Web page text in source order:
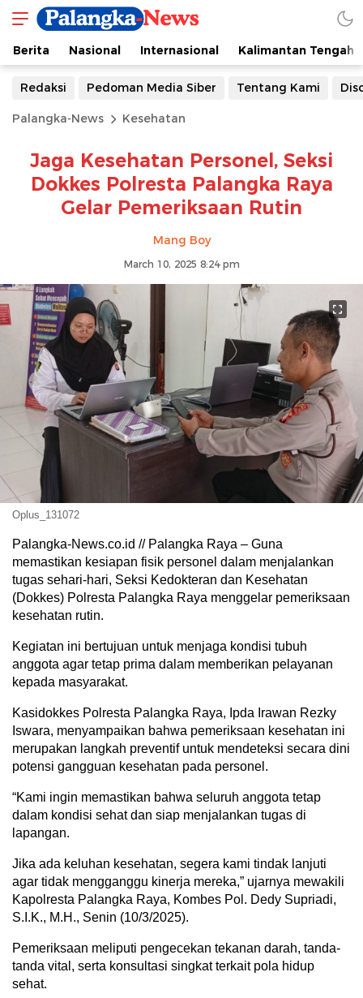
Berita Nasional Internasional Kalimantan Tengah
Redaksi Pedoman Media Siber Tentang Kami
Palangka-News Kesehatan
Jaga Kesehatan Personel, Seksi
Dokkes Polresta Palangka Raya
Gelar Pemeriksaan Rutin
Mang Boy
March 10, 2025 8:24 pm
Oplus_131072
Palangka-News.co.id // Palangka Raya – Guna
memastikan kesiapan fisik personel dalam menjalankan
tugas sehari-hari, Seksi Kedokteran dan Kesehatan
(Dokkes) Polresta Palangka Raya menggelar pemeriksaan
kesehatan rutin.
Kegiatan ini bertujuan untuk menjaga kondisi tubuh
anggota agar tetap prima dalam memberikan pelayanan
kepada masyarakat.
Kasidokkes Polresta Palangka Raya, Ipda Irawan Rezky
Iswara, menyampaikan bahwa pemeriksaan kesehatan ini
merupakan langkah preventif untuk mendeteksi secara dini
potensi gangguan kesehatan pada personel.
“Kami ingin memastikan bahwa seluruh anggota tetap
dalam kondisi sehat dan siap menjalankan tugas di
lapangan.
Jika ada keluhan kesehatan, segera kami tindak lanjuti
agar tidak mengganggu kinerja mereka,” ujarnya mewakili
Kapolresta Palangka Raya, Kombes Pol. Dedy Supriadi,
S.I.K., M.H., Senin (10/3/2025).
Pemeriksaan meliputi pengecekan tekanan darah, tanda-
tanda vital, serta konsultasi singkat terkait pola hidup
sehat.